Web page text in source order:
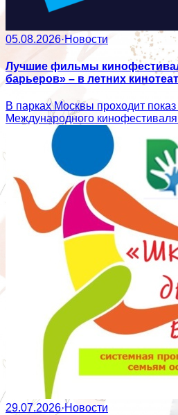
05.08.2026·Новости
Лучшие фильмы
барьеров» – в летних
В парках Москвы проходит
Международного
29.07.2026·Новости